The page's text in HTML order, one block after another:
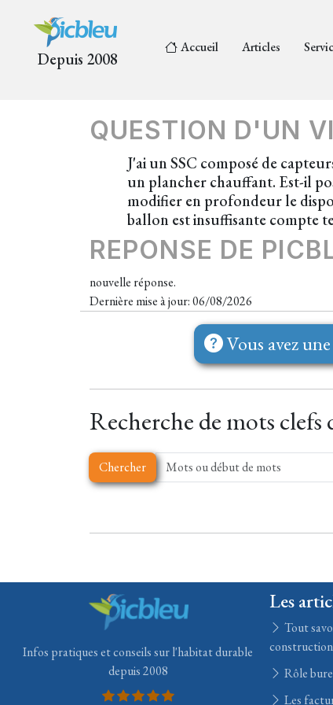
Depuis 2008
Accueil Articles
QUESTION D'UN
J'ai un SSC composé de
un plancher chauffant. Est-il
modifier en profondeur le
ballon est insuffisante compte
REPONSE DE
nouvelle réponse.
Dernière mise à jour: 06/08/2026
Vous avez
Recherche de mots clefs
Chercher
Infos pratiques et conseils sur l'habitat durable
depuis 2008
Les
Tout
Rôle
Les